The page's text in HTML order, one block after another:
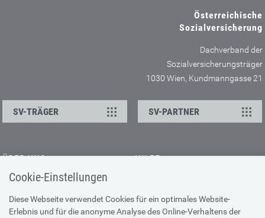
Cookie-Einstellungen
Diese Webseite verwendet Cookies für ein optimales Website-
Erlebnis und für die anonyme Analyse des Online-Verhaltens der
Österreichische
Sozialversicherung
Dachverband der
Sozialversicherungsträger
1030 Wien, Kundmanngasse 21
SV-TRÄGER SV-PARTNER
ÜBER UNS
Kontakt
Offene Stellen
Presse
HILFE
Browser-Info & Sicherheit
Hilfe zur Suche